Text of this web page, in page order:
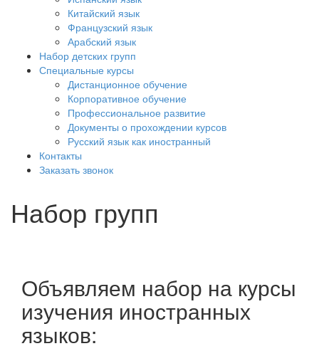
Китайский язык
Французский язык
Арабский язык
Набор детских групп
Специальные курсы
Дистанционное обучение
Корпоративное обучение
Профессиональное развитие
Документы о прохождении курсов
Русский язык как иностранный
Контакты
Заказать звонок
Набор групп
Объявляем набор на курсы
изучения иностранных
языков: